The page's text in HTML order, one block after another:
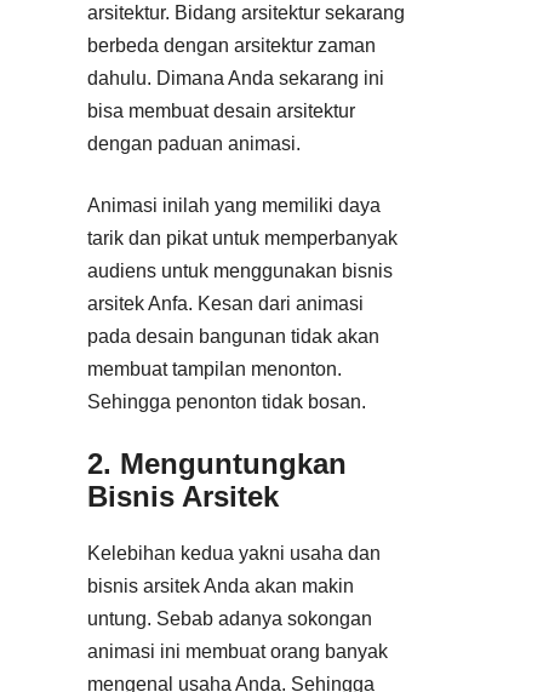
arsitektur. Bidang arsitektur sekarang
berbeda dengan arsitektur zaman
dahulu. Dimana Anda sekarang ini
bisa membuat desain arsitektur
dengan paduan animasi.
Animasi inilah yang memiliki daya
tarik dan pikat untuk memperbanyak
audiens untuk menggunakan bisnis
arsitek Anfa. Kesan dari animasi
pada desain bangunan tidak akan
membuat tampilan menonton.
Sehingga penonton tidak bosan.
2. Menguntungkan
Bisnis Arsitek
Kelebihan kedua yakni usaha dan
bisnis arsitek Anda akan makin
untung. Sebab adanya sokongan
animasi ini membuat orang banyak
mengenal usaha Anda. Sehingga